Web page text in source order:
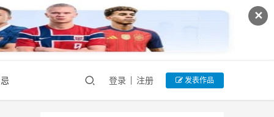
✕
登录 注册 发表作品